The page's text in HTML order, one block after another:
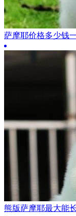
萨摩耶价格多少钱
熊版萨摩耶最大能